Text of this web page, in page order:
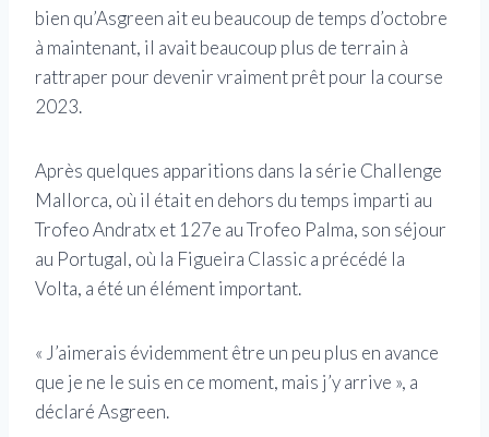
bien qu’Asgreen ait eu beaucoup de temps d’octobre
à maintenant, il avait beaucoup plus de terrain à
rattraper pour devenir vraiment prêt pour la course
2023.
Après quelques apparitions dans la série Challenge
Mallorca, où il était en dehors du temps imparti au
Trofeo Andratx et 127e au Trofeo Palma, son séjour
au Portugal, où la Figueira Classic a précédé la
Volta, a été un élément important.
« J’aimerais évidemment être un peu plus en avance
que je ne le suis en ce moment, mais j’y arrive », a
déclaré Asgreen.